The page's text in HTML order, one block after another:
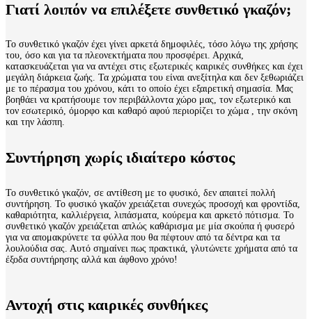
Γιατί λοιπόν να επιλέξετε συνθετικό γκαζόν;
Το συνθετικό γκαζόν έχει γίνει αρκετά δημοφιλές, τόσο λόγω της χρήσης
του, όσο και για τα πλεονεκτήματα που προσφέρει. Αρχικά,
κατασκευάζεται για να αντέχει στις εξωτερικές καιρικές συνθήκες και έχει
μεγάλη διάρκεια ζωής. Τα χρώματα του είναι ανεξίτηλα και δεν ξεθωριάζει
με το πέρασμα του χρόνου, κάτι το οποίο έχει εξαιρετική σημασία. Μας
βοηθάει να κρατήσουμε τον περιβάλλοντα χώρο μας, τον εξωτερικό και
τον εσωτερικό, όμορφο και καθαρό αφού περιορίζει το χώμα , την σκόνη
και την λάσπη.
Συντήρηση χωρίς ιδιαίτερο κόστος
Το συνθετικό γκαζόν, σε αντίθεση με το φυσικό, δεν απαιτεί πολλή
συντήρηση. Το φυσικό γκαζόν χρειάζεται συνεχώς προσοχή και φροντίδα,
καθαριότητα, καλλιέργεια, λιπάσματα, κούρεμα και αρκετό πότισμα. Το
συνθετικό γκαζόν χρειάζεται απλώς καθάρισμα με μία σκούπα ή φυσερό
για να απομακρύνετε τα φύλλα που θα πέφτουν από τα δέντρα και τα
λουλούδια σας. Αυτό σημαίνει πως πρακτικά, γλυτώνετε χρήματα από τα
έξοδα συντήρησης αλλά και άφθονο χρόνο!
Αντοχή στις καιρικές συνθήκες